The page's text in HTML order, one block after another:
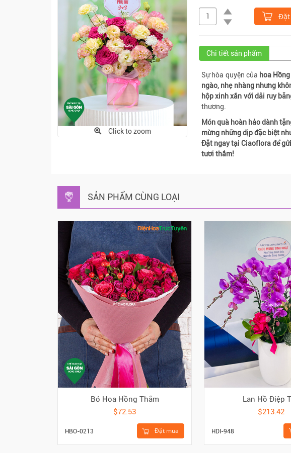
Click to zoom
Đặt
Chi tiết sản phẩm
Sự hòa quyện của hoa
ngào, nhẹ nhàng nhưng
hộp xinh xắn với dải ruy
thương.
Món quà hoàn hảo dành
mừng những dịp đặc biệt
Đặt ngay tại Ciaoflora để
tươi thắm!
SẢN PHẨM CÙNG LOẠI
Bó Hoa Hồng Thắm
$72.53
Đặt mua
HBO-0213
Lan Hồ Điệp
$213.42
HDI-948